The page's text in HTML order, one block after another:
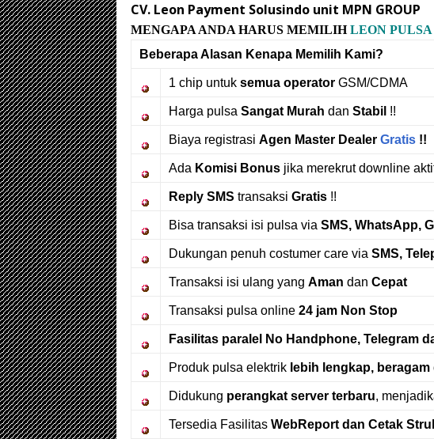
CV. Leon Payment Solusindo unit MPN GROUP
MENGAPA ANDA HARUS MEMILIH LEON PULSA
Beberapa Alasan Kenapa Memilih Kami?
1 chip untuk semua operator GSM/CDMA
Harga pulsa Sangat Murah dan Stabil !!
Biaya registrasi Agen Master Dealer Gratis !!
Ada Komisi Bonus jika merekrut downline
Reply SMS transaksi Gratis !!
Bisa transaksi isi pulsa via SMS, WhatsApp,
Dukungan penuh costumer care via SMS,
Transaksi isi ulang yang Aman dan Cepat
Transaksi pulsa online 24 jam Non Stop
Fasilitas paralel No Handphone, Telegram
Produk pulsa elektrik lebih lengkap,
Didukung perangkat server terbaru,
Tersedia Fasilitas WebReport dan Cetak